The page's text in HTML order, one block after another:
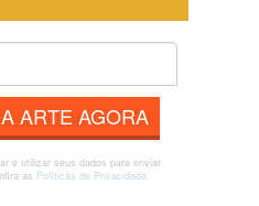
ARTE AGORA
e utilizar seus dados para enviar
as Políticas de Privacidade.